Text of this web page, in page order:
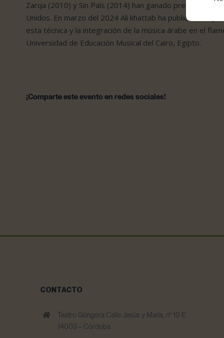
Zarqa (2010) y Sin País (2014) han ganado premios y
Unidos. En marzo del 2024 Ali khattab ha publicado su
esta técnica y la integración de la música árabe en el
Universidad de Educación Musical del Cairo, Egipto.
¡Comparte este evento en redes sociales!
CONTACTO
Teatro Góngora Calle Jesús y María, nº 10 E
14003 – Córdoba